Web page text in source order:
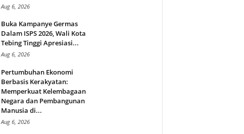
Aug 6, 2026
Buka Kampanye Germas
Dalam ISPS 2026, Wali Kota
Tebing Tinggi Apresiasi...
Aug 6, 2026
Pertumbuhan Ekonomi
Berbasis Kerakyatan:
Memperkuat Kelembagaan
Negara dan Pembangunan
Manusia di...
Aug 6, 2026